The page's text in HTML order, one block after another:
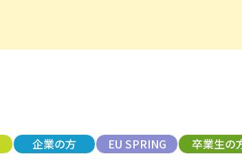
企業の方 EU SPRING 卒業生の